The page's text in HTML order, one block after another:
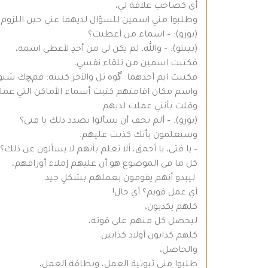
أي كصاحب علاقة لي،
وطلبوا مني اسمين للسؤال لديهما عني حين اللزوم.
(بوزو): – اسماء من أعطيت؟
(بينتو): – والله، لم يكن لي من أحدٍ لأعطي اسمه،
فكتبت اسمين من تلقاء نفسي،
فكتبت ايم أحدهما: ﮔوه بَل والآخر كتبته: قمﭽك
واسم مكان اقامتهم كتبت أسماء الأماكن التي
وقلت بأنني عملت لديهم.
(بوزو): – ألم تخف أن يسألوا بصدد ذلك يا فتى؟
وسيعلمون بأنك كذبت عليهم.
– يا فتى، يا أحمق، ألا تعلم بأنهم لا يسألون عن ذلك؟
كل ما في الموضوع هو أن عليهم إملاء أوراقهم،
ليبدو أنهم يقومون بعملهم بشكلٍ جيد.
أي عمل قويم؟ أي حال!
كلهم يكذبون،
ليحصل كل منهم على قوته،
كلهم كذابون أولاد كذابين.
والحاصل،
طلبوا مني ثبوتية العمل، وبطاقة العمل،